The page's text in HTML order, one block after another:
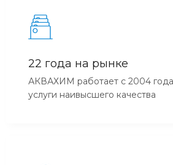
22 года на рынке
АКВАХИМ работает с 2004
услуги наивысшего качества